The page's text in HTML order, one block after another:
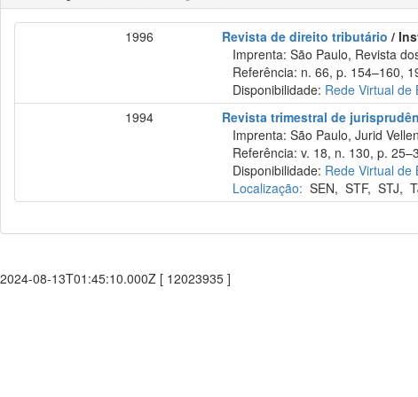
1996 Revista de direito tributário /
Imprenta: São Paulo, Revista
Referência: n. 66, p. 154–160,
Disponibilidade: Rede Virtual de
1994
Revista trimestral de
Imprenta: São Paulo, Jurid
Referência: v. 18, n. 130, p.
Disponibilidade: Rede Virtual de
Localização: SEN,STF,STJ,
2024-08-13T01:45:10.000Z [ 12023935 ]